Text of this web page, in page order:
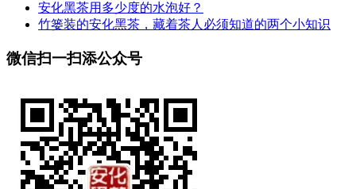
安化黑茶用多少度的水泡好？
竹篓装的安化黑茶，藏着茶人必须知道的两个小知识
微信扫一扫添公众号